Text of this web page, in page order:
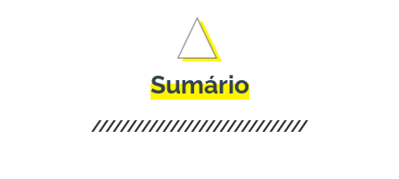
Sumário